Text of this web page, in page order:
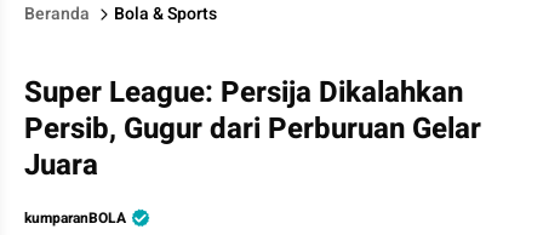
Beranda Bola & Sports
Super League: Persija Dikalahkan
Persib, Gugur dari Perburuan Gelar
Juara
kumparanBOLA